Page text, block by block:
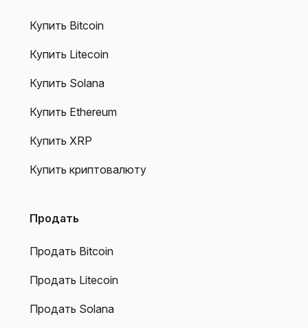
Купить Bitcoin
Купить Litecoin
Купить Solana
Купить Ethereum
Купить XRP
Купить криптовалюту
Продать
Продать Bitcoin
Продать Litecoin
Продать Solana